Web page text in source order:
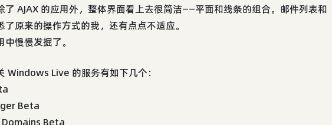
了 AJAX 的应用外，整体界面看上去很简洁——平面和线条的组合。邮件列表和
原来的操作方式的我，还有点点不适应。
慢慢发掘了。
Windows Live 的服务有如下几个：
Beta
Beta